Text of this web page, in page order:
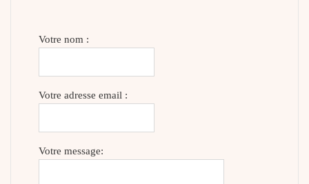
Votre nom :
Votre adresse email :
Votre message: